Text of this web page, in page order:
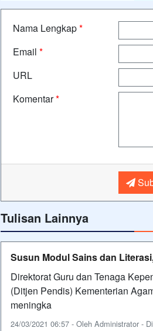
Nama Lengkap*
Email *
URL
Komentar*
Tulisan Lainnya
Susun Modul Sains dan
Direktorat Guru dan Tenaga
(Ditjen Pendis) Kementerian
meningka
24/03/2021 06:57 - Oleh Administrator -